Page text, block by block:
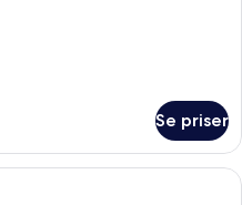
Se priser
Rom – superior | 1 soverom,